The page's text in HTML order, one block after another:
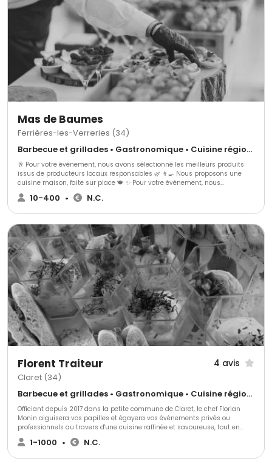
Mas de Baumes
Ferrières-les-Verreries (34)
Barbecue et grillades • Gastronomique • Cuisine régionale
🥂 Pour votre événement, nous avons sélectionné les meilleurs produits
issus de producteurs locaux responsables 🌿 👨‍🍳 Nous proposons une
cuisine maison, faite sur place 🍽️ ✨ Pour votre événement, nous
proposons : 🍢 3 gammes de cocktails dînatoires 🍽️ 3 gammes de repas
assis ➕ Avec une possibilité d’options supplémentaires pour s’adapter au10-400 • N.C.
Florent Traiteur 4 avis
Claret (34)
Barbecue et grillades • Gastronomique • Cuisine régionale
Officiant depuis 2017 dans la petite commune de Claret, le chef Florian
Monin aiguisera vos papilles et égayera vos événements privés ou
professionnels au travers d'une cuisine raffinée et savoureuse, tout en
restant simple et accessible.
1-1000 • N.C.